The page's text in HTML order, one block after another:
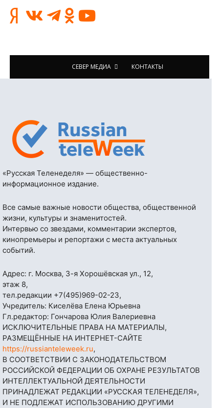
СЕВЕР МЕДИА КОНТАКТЫ
«Русская Теленеделя» — общественно-
информационное издание.
Все самые важные новости общества, общественной
жизни, культуры и знаменитостей.
Интервью со звездами, комментарии экспертов,
кинопремьеры и репортажи с места актуальных
событий.
Адрес: г. Москва, 3-я Хорошёвская ул., 12,
этаж 8,
тел.редакции +7(495)969-02-23,
Учредитель: Киселёва Елена Юрьевна
Гл.редактор: Гончарова Юлия Валериевна
ИСКЛЮЧИТЕЛЬНЫЕ ПРАВА НА МАТЕРИАЛЫ,
РАЗМЕЩЁННЫЕ НА ИНТЕРНЕТ-САЙТЕ
https://russianteleweek.ru,
В СООТВЕТСТВИИ С ЗАКОНОДАТЕЛЬСТВОМ
РОССИЙСКОЙ ФЕДЕРАЦИИ ОБ ОХРАНЕ РЕЗУЛЬТАТОВ
ИНТЕЛЛЕКТУАЛЬНОЙ ДЕЯТЕЛЬНОСТИ
ПРИНАДЛЕЖАТ РЕДАКЦИИ «РУССКАЯ ТЕЛЕНЕДЕЛЯ»,
И НЕ ПОДЛЕЖАТ ИСПОЛЬЗОВАНИЮ ДРУГИМИ